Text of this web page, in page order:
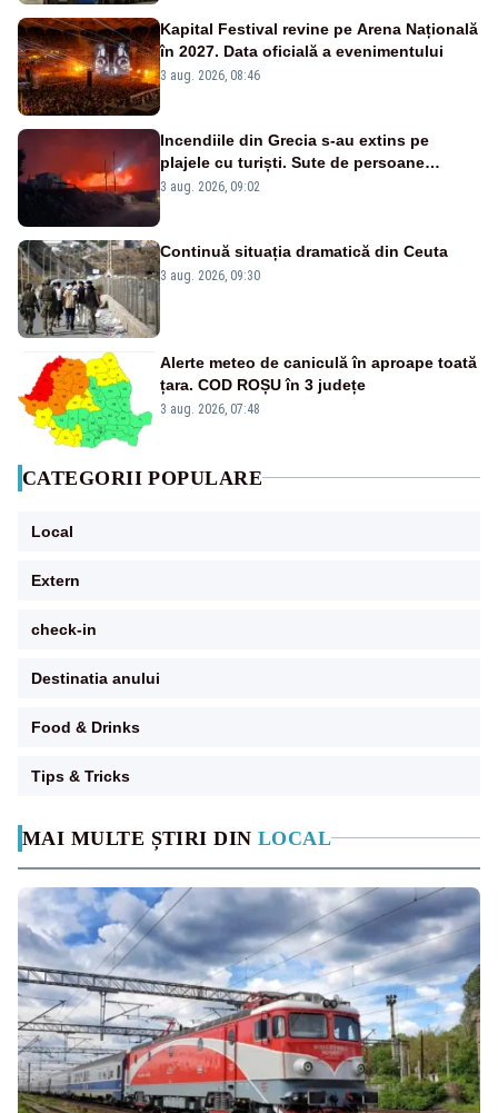
MAI MULTE ȘTIRI DIN LOCAL
Kapital Festival revine pe Arena Națională
în 2027. Data oficială a evenimentului
3 aug. 2026, 08:46
Incendiile din Grecia s-au extins pe
plajele cu turiști. Sute de persoane
evacuate pe mare, drumuri blocate de
3 aug. 2026, 09:02
Continuă situația dramatică din Ceuta
3 aug. 2026, 09:30
Alerte meteo de caniculă în aproape toată
țara. COD ROȘU în 3 județe
3 aug. 2026, 07:48
CATEGORII POPULARE
Local
Extern
check-in
Destinatia anului
Food & Drinks
Tips & Tricks